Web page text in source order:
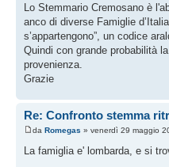
Lo Stemmario Cremosano è
anco di diverse Famiglie
s’appartengono”, un codice
Quindi con grande probabilità
provenienza.
Grazie
Re: Confronto stemma
da Romegas » venerdì 29 maggio
La famiglia e' lombarda, e si